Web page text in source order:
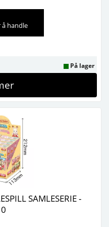
å handle
På lager
SAMLESERIE -